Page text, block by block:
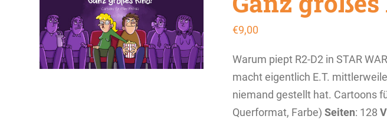
€9,00
Warum piept R2-D2 in STAR
macht eigentlich E.T.
niemand gestellt hat. Cartoons
Querformat, Farbe) Seiten: 128